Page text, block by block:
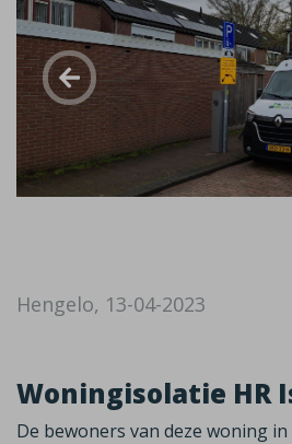
Hengelo, 13-04-2023
Woningisolatie HR
De bewoners van deze woning